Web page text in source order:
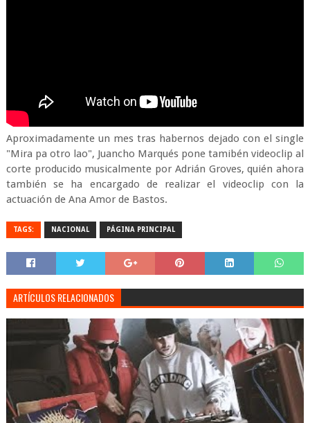
Aproximadamente un mes tras habernos dejado con el single
"Mira pa otro lao", Juancho Marqués pone tamibén videoclip al
corte producido musicalmente por Adrián Groves, quién ahora
también se ha encargado de realizar el videoclip con la
actuación de Ana Amor de Bastos.
TAGS: NACIONAL PÁGINA PRINCIPAL
ARTÍCULOS RELACIONADOS